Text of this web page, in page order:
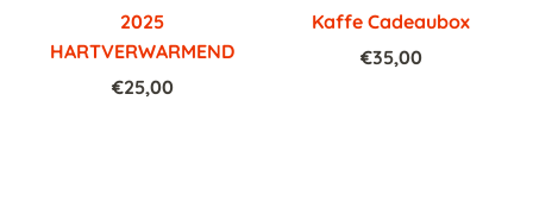
2025
HARTVERWARMEND
€25,00
Kaffe Cadeaubox
€35,00